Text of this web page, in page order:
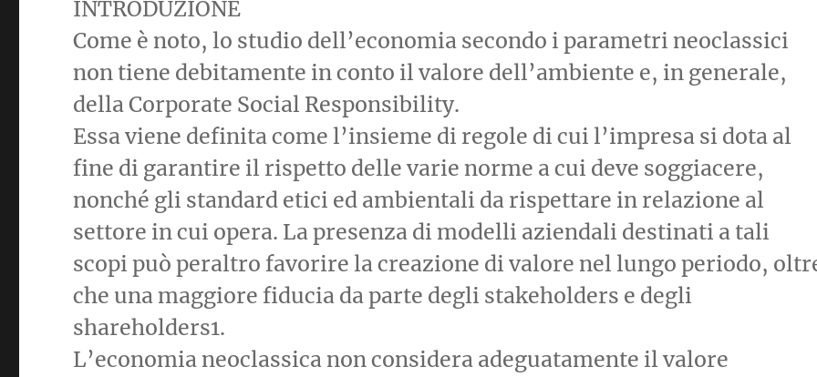
INTRODUZIONE
Come è noto, lo studio dell’economia secondo i parametri neoclassici
non tiene debitamente in conto il valore dell’ambiente e, in generale,
della Corporate Social Responsibility.
Essa viene definita come l’insieme di regole di cui l’impresa si dota al
fine di garantire il rispetto delle varie norme a cui deve soggiacere,
nonché gli standard etici ed ambientali da rispettare in relazione al
settore in cui opera. La presenza di modelli aziendali destinati a tali
scopi può peraltro favorire la creazione di valore nel lungo periodo,
che una maggiore fiducia da parte degli stakeholders e degli
shareholders1.
L’economia neoclassica non considera adeguatamente il valore